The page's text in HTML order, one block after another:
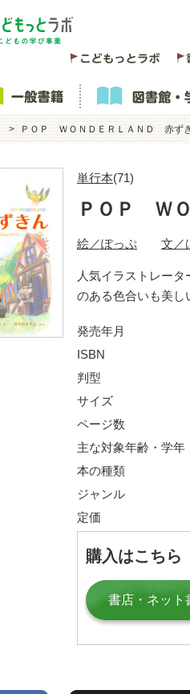
ＰＯＰ ＷＯＮＤＥＲＬＡＮＤ 赤ず
単行本(71)
ＰＯＰ Ｗ
絵／ぽっぷ 文／
人気イラストレー
のある色合いも美し
発売年月
ISBN
判型
サイズ
ページ数
主な対象年齢・学年
本の種類
ジャンル
定価
購入はこちら
書店・ネット